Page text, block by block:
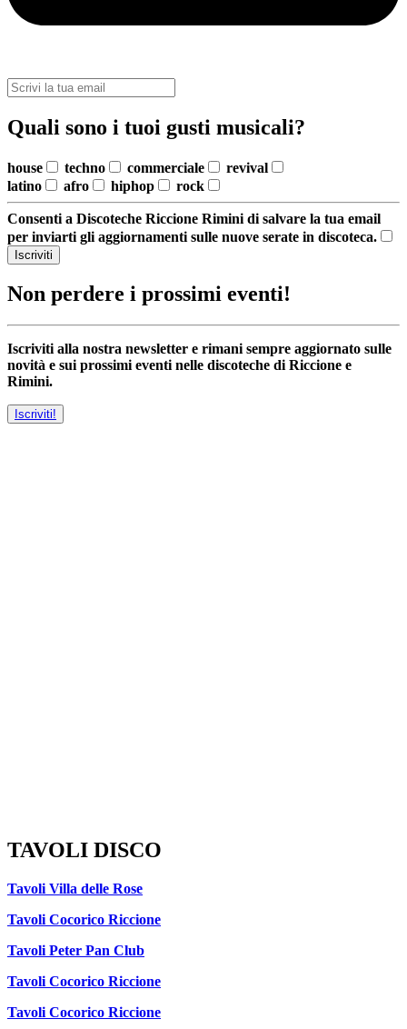
Quali sono i tuoi gusti musicali?
house techno commerciale
revival
latino
afro hiphop rock
Consenti a Discoteche Riccione Rimini di salvare la tua email
per inviarti gli aggiornamenti sulle nuove serate in discoteca.
Iscriviti
Non perdere i prossimi eventi!
Iscriviti alla nostra newsletter e rimani sempre aggiornato sulle
novità e sui prossimi eventi nelle discoteche di Riccione e
Rimini.
Iscriviti!
TAVOLI DISCO
Tavoli Villa delle Rose
Tavoli Cocorico Riccione
Tavoli Peter Pan Club
Tavoli Cocorico Riccione
Tavoli Cocorico Riccione